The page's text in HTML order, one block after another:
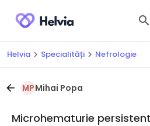
search
Helvia chevron_right Specialități chevron_right Nefrologie
arrow_back MPMihai Popa
Microhematurie